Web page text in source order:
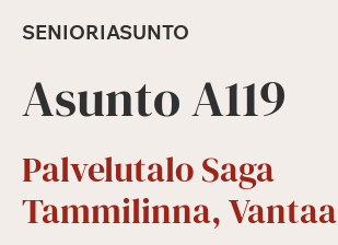
SENIORIASUNTO
Asunto A119
Palvelutalo Saga
Tammilinna, Vantaa